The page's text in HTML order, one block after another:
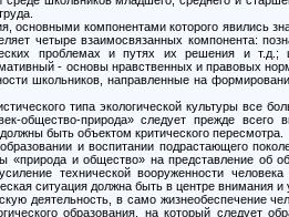
основными компонентами которого явились
четыре взаимосвязанных компонента:
проблемах и путях их решения и т.д.;
- основы нравственных и правовых
школьников, направленные на
типа экологической культуры все
общество-природа» следует прежде всего
быть объектом критического пересмотра.
образовании и воспитании подрастающего
и общество» на представление об
технической вооруженности
ситуация должна быть в центре внимания и
деятельность, в само жизнеобеспечение
образования, на который следует